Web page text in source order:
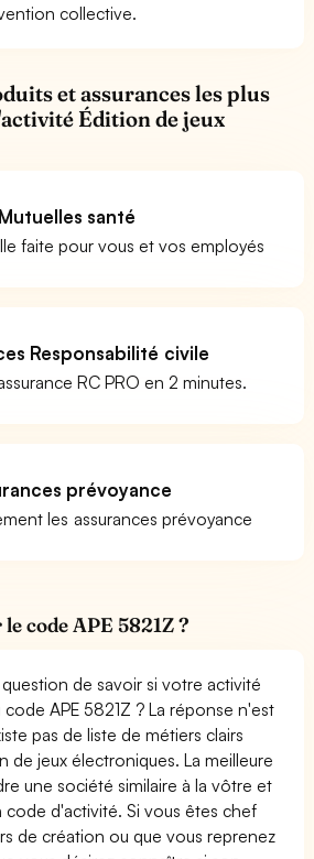
collective.
et assurances les plus
Édition de jeux
Mutuelles santé
faite pour vous et vos employés
Responsabilité civile
RC PRO en 2 minutes.
prévoyance
les assurances prévoyance
code APE 5821Z ?
de savoir si votre activité
APE 5821Z ? La réponse n'est
pas de liste de métiers clairs
de jeux électroniques. La meilleure
une société similaire à la vôtre et
code d'activité. Si vous êtes chef
de création ou que vous reprenez